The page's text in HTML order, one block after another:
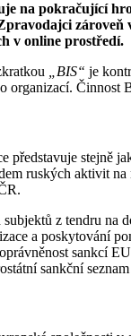
na pokračující
v online prostředí.
„BIS“ je
Činnost
stejně
ruských aktivit
z tendru na
a poskytování
sankcí
sankční